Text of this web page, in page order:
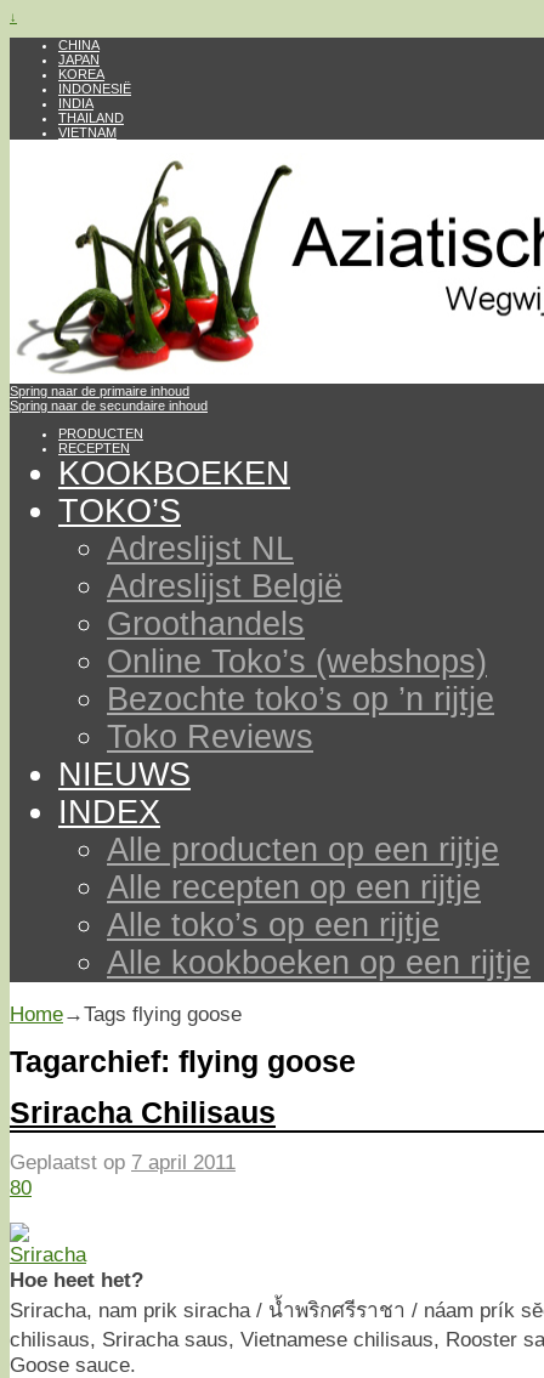
↓
CHINA
JAPAN
KOREA
INDONESIË
INDIA
THAILAND
VIETNAM
Spring naar de primaire inhoud
Spring naar de secundaire inhoud
PRODUCTEN
RECEPTEN
KOOKBOEKEN
TOKO’S
Adreslijst NL
Adreslijst België
Groothandels
Online Toko’s (webshops)
Bezochte toko’s op ’n rijtje
Toko Reviews
NIEUWS
INDEX
Alle producten op een rijtje
Alle recepten op een rijtje
Alle toko’s op een rijtje
Alle kookboeken op een rijtje
Home→Tags flying goose
Tagarchief: flying goose
Sriracha Chilisaus
Geplaatst op 7 april 2011
80
Hoe heet het?
Sriracha, nam prik siracha / น้ำพริกศรีราชา / náam prík
chilisaus, Sriracha saus, Vietnamese chilisaus, Rooster
Goose sauce.